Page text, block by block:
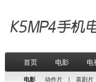
首页 电影 电
电影 动作片 | 喜剧片